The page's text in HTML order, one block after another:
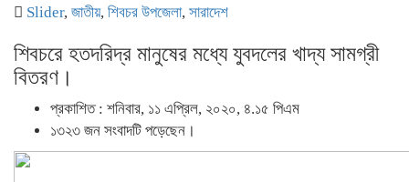
Slider, জাতীয়, শিবচর উপজেলা, সারাদেশ
শিবচরে হতদরিদ্র মানুষের মধ্যে যুবদলের খাদ্য সামগ্রী
বিতরণ।
প্রকাশিত : শনিবার, ১১ এপ্রিল, ২০২০, ৪.১৫ পিএম
১৩২৩ জন সংবাদটি পড়েছেন।